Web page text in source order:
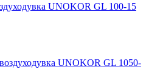
UNOKOR GL 100-15